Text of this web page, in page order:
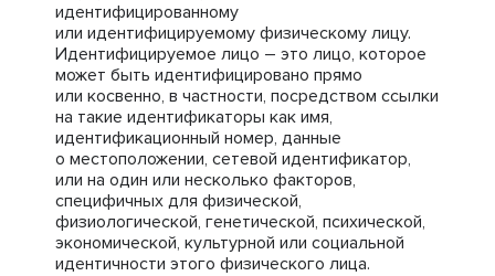
идентифицированному
или идентифицируемому физическому лицу.
Идентифицируемое лицо – это лицо, которое
может быть идентифицировано прямо
или косвенно, в частности, посредством ссылки
на такие идентификаторы как имя,
идентификационный номер, данные
о местоположении, сетевой идентификатор,
или на один или несколько факторов,
специфичных для физической,
физиологической, генетической, психической,
экономической, культурной или социальной
идентичности этого физического лица.